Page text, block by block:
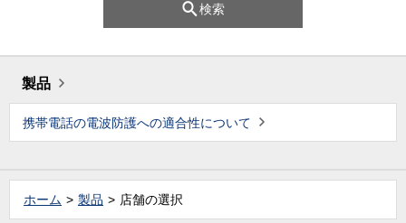
検索
製品
携帯電話の電波防護への適合性について
ホーム 製品 店舗の選択